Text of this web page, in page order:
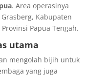
. Area operasinya
Kabupaten
Papua Tengah.
utama
mengolah bijih untuk
yang juga